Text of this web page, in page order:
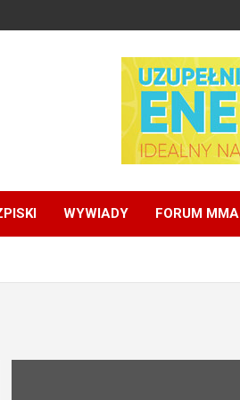
WYWIADY FORUM MMA